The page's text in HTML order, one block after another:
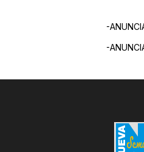
-
-